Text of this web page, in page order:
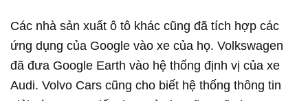
Các nhà sản xuất ô tô khác cũng đã tích hợp các
ứng dụng của Google vào xe của họ. Volkswagen
đã đưa Google Earth vào hệ thống định vị của xe
Audi. Volvo Cars cũng cho biết hệ thống thông tin